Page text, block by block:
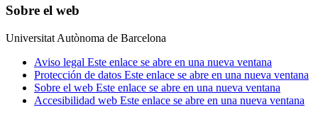
Sobre el web
Universitat Autònoma de Barcelona
Aviso legal Este enlace se abre en una nueva ventana
Protección de datos Este enlace se abre en una nueva ventana
Sobre el web Este enlace se abre en una nueva ventana
Accesibilidad web Este enlace se abre en una nueva ventana